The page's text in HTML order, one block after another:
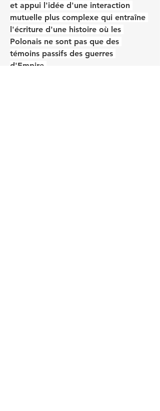
et appui l'idée d'une interaction
mutuelle plus complexe qui entraîne
l'écriture d'une histoire où les
Polonais ne sont pas que des
témoins passifs des guerres
d'Empire.